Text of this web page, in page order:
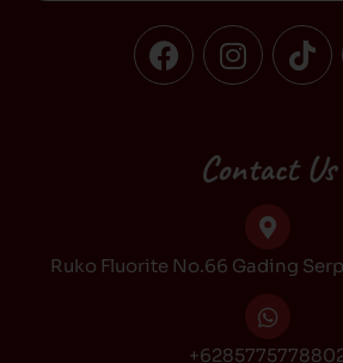
F
a
I
n
a
g
m
T
i
o
k
Contact Us
Ruko Fluorite No.66 Gading